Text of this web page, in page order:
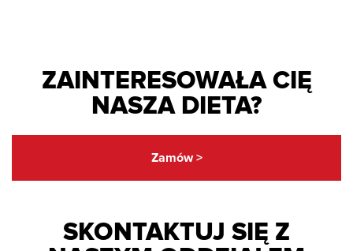
ZAINTERESOWAŁA CIĘ
NASZA DIETA?
Zamów >
SKONTAKTUJ SIĘ Z